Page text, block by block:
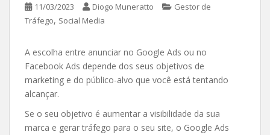
11/03/2023 Diogo Muneratto
Gestor de
Tráfego, Social Media
A escolha entre anunciar no Google Ads ou no
Facebook Ads depende dos seus objetivos de
marketing e do público-alvo que você está tentando
alcançar.
Se o seu objetivo é aumentar a visibilidade da sua
marca e gerar tráfego para o seu site, o Google Ads